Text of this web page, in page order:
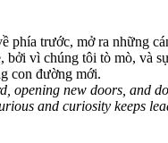
phía trước, mở ra những
bởi vì chúng tôi tò mò, và
con đường mới.
opening new doors, and
and curiosity keeps